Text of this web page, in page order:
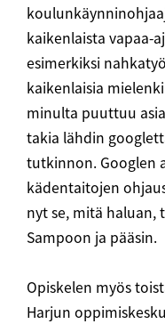
kaikenlaista vapaa-
esimerkiksi
kaikenlaisia
minulta puuttuu
takia lähdin
tutkinnon. Googlen
kädentaitojen
nyt se, mitä haluan,
Sampoon ja pääsin.
Opiskelen myös
Harjun